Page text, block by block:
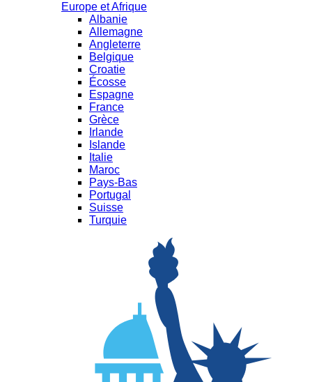
Europe et Afrique
Albanie
Allemagne
Angleterre
Belgique
Croatie
Écosse
Espagne
France
Grèce
Irlande
Islande
Italie
Maroc
Pays-Bas
Portugal
Suisse
Turquie